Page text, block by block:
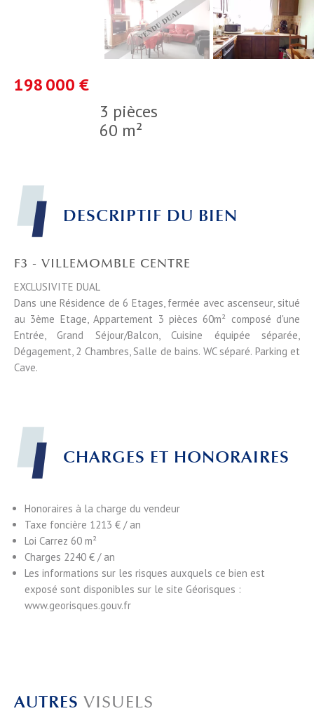
3 pièces
60 m²
198 000 €
DESCRIPTIF DU BIEN
F3 - VILLEMOMBLE CENTRE
EXCLUSIVITE DUAL
Dans une Résidence de 6 Etages, fermée avec ascenseur, situé
au 3ème Etage, Appartement 3 pièces 60m² composé d'une
Entrée, Grand Séjour/Balcon, Cuisine équipée séparée,
Dégagement, 2 Chambres, Salle de bains. WC séparé. Parking et
Cave.
CHARGES ET HONORAIRES
Honoraires à la charge du vendeur
Taxe foncière 1213 € / an
Loi Carrez 60 m²
Charges 2240 € / an
Les informations sur les risques auxquels ce bien est
exposé sont disponibles sur le site Géorisques :
www.georisques.gouv.fr
AUTRES VISUELS